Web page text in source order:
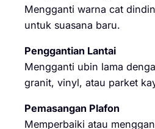
Mengganti warna cat
untuk suasana baru.
Penggantian Lantai
Mengganti ubin lama
granit, vinyl, atau parket
Pemasangan Plafon
Memperbaiki atau